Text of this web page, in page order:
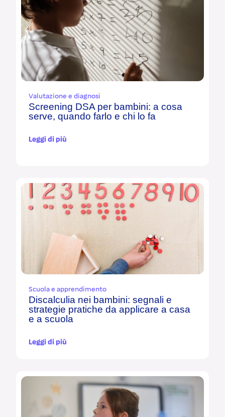
Valutazione e diagnosi
Screening DSA per bambini: a cosa
serve, quando farlo e chi lo fa
Leggi di più
Scuola e apprendimento
Discalculia nei bambini: segnali e
strategie pratiche da applicare a casa
e a scuola
Leggi di più